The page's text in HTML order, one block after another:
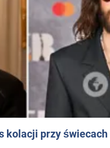
kolacji przy